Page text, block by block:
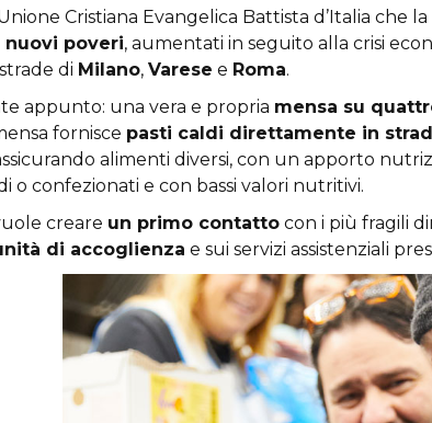
Cristiana Evangelica Battista d’Italia che la
nuovi poveri, aumentati in seguito alla crisi
di Milano, Varese e Roma.
appunto: una vera e propria mensa su
fornisce pasti caldi direttamente in
alimenti diversi, con un apporto
o confezionati e con bassi valori nutritivi.
creare un primo contatto con i più fragili
di accoglienza e sui servizi assistenziali